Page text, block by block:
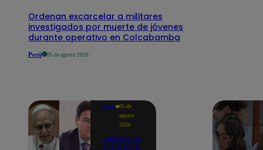
Ordenan excarcelar a militares
investigados por muerte de jóvenes
durante operativo en Colcabamba
Perú 05 de agosto 2026
Perú 05 de
agosto
2026
Chiclayo se
alista para